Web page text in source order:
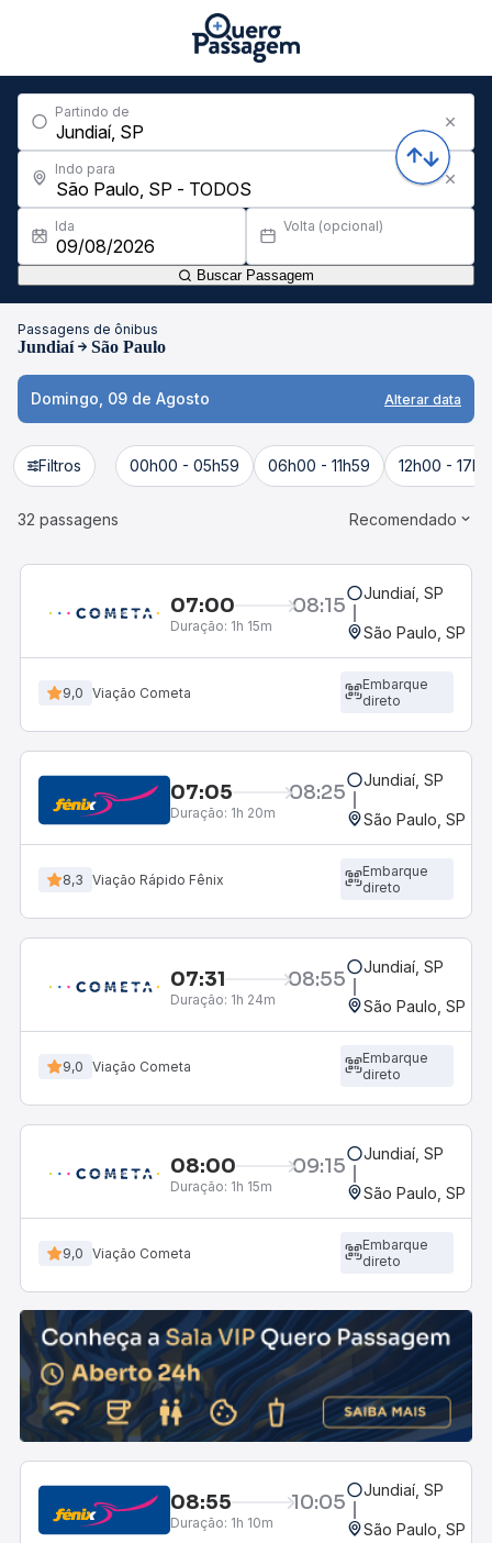
Partindo de
Indo para
Ida Volta (opcional)
Buscar Passagem
Passagens de ônibus
Jundiaí São Paulo
Domingo, 09 de Agosto Alterar data
Filtros 00h00 - 05h59 06h00 - 11h59 12h00 -
32 passagens Recomendado
07:00 08:15
Duração: 1h 15m
Jundiaí, SP
São Paulo, SP -
9,0 Viação Cometa
Embarque
direto
07:05 08:25
Duração: 1h 20m
Jundiaí, SP
São Paulo, SP -
8,3 Viação Rápido Fênix
Embarque
direto
07:31 08:55
Duração: 1h 24m
Jundiaí, SP
São Paulo, SP -
9,0 Viação Cometa
Embarque
direto
08:00 09:15
Duração: 1h 15m
Jundiaí, SP
São Paulo, SP -
9,0 Viação Cometa
Embarque
direto
08:55 10:05
Duração: 1h 10m
Jundiaí, SP
São Paulo, SP -